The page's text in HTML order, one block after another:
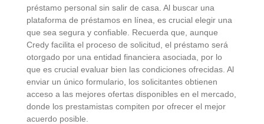
préstamo personal sin salir de casa. Al buscar una
plataforma de préstamos en línea, es crucial elegir una
que sea segura y confiable. Recuerda que, aunque
Credy facilita el proceso de solicitud, el préstamo será
otorgado por una entidad financiera asociada, por lo
que es crucial evaluar bien las condiciones ofrecidas. Al
enviar un único formulario, los solicitantes obtienen
acceso a las mejores ofertas disponibles en el mercado,
donde los prestamistas compiten por ofrecer el mejor
acuerdo posible.